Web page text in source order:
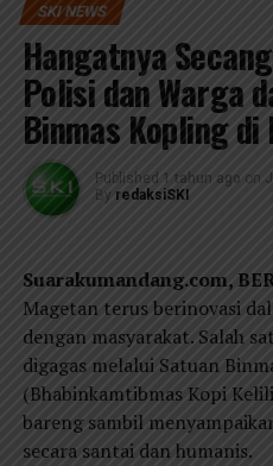
SKI NEWS
Hangatnya
Polisi dan Warga
Binmas Kopling
Published 1 tahun ago on
By redaksiSKI
Suarakumandang.com,
Magetan terus berinovasi
dengan masyarakat. Salah
digagas melalui Satuan
(Bhabinkamtibmas Kopi
bareng sambil
secara santai dan humanis.